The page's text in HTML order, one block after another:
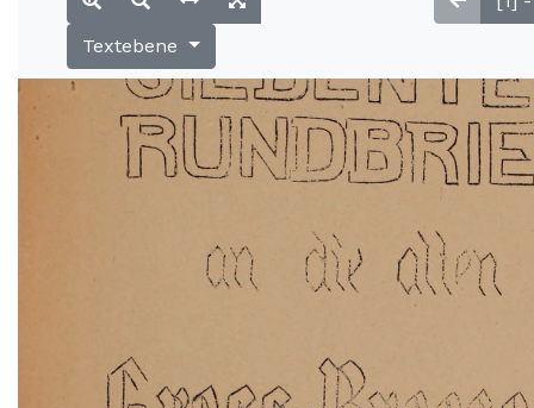
Textebene